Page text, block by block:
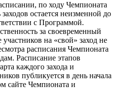
по ходу Чемпионата
остается неизменной до
с Программой.
за своевременный
на «свой» заход не
расписания Чемпионата
Расписание этапов
каждого захода и
публикуется в день начала
сайте Чемпионата и